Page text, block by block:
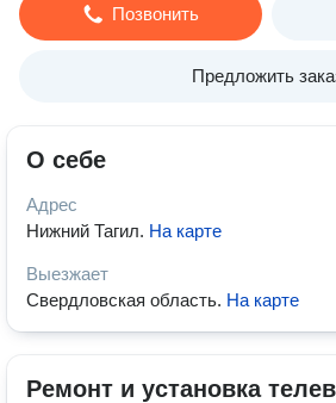
Позвонить
Предложить
О себе
Адрес
Нижний Тагил. На карте
Выезжает
Свердловская область. На карте
Ремонт и установка